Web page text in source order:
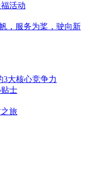
活动
，服务为桨，驶向新
大核心竞争力
士
旅